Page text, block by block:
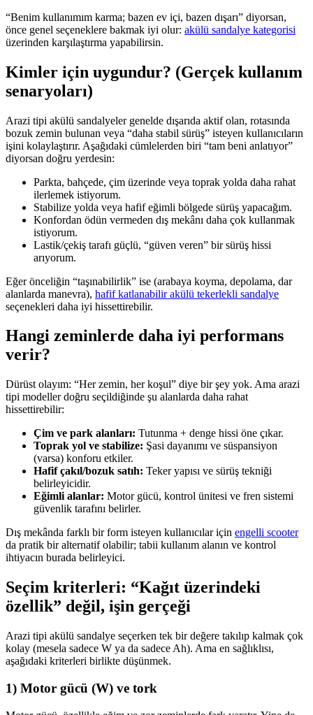
“Benim kullanımım karma; bazen ev içi, bazen dışarı” diyorsan,
önce genel seçeneklere bakmak iyi olur: akülü sandalye kategorisi
üzerinden karşılaştırma yapabilirsin.
Kimler için uygundur? (Gerçek kullanım
senaryoları)
Arazi tipi akülü sandalyeler genelde dışarıda aktif olan, rotasında
bozuk zemin bulunan veya “daha stabil sürüş” isteyen kullanıcıların
işini kolaylaştırır. Aşağıdaki cümlelerden biri “tam beni anlatıyor”
diyorsan doğru yerdesin:
Parkta, bahçede, çim üzerinde veya toprak yolda daha rahat
ilerlemek istiyorum.
Stabilize yolda veya hafif eğimli bölgede sürüş yapacağım.
Konfordan ödün vermeden dış mekânı daha çok kullanmak
istiyorum.
Lastik/çekiş tarafı güçlü, “güven veren” bir sürüş hissi
arıyorum.
Eğer önceliğin “taşınabilirlik” ise (arabaya koyma, depolama, dar
alanlarda manevra), hafif katlanabilir akülü tekerlekli sandalye
seçenekleri daha iyi hissettirebilir.
Hangi zeminlerde daha iyi performans
verir?
Dürüst olayım: “Her zemin, her koşul” diye bir şey yok. Ama arazi
tipi modeller doğru seçildiğinde şu alanlarda daha rahat
hissettirebilir:
Çim ve park alanları: Tutunma + denge hissi öne çıkar.
Toprak yol ve stabilize: Şasi dayanımı ve süspansiyon
(varsa) konforu etkiler.
Hafif çakıl/bozuk satıh: Teker yapısı ve sürüş tekniği
belirleyicidir.
Eğimli alanlar: Motor gücü, kontrol ünitesi ve fren sistemi
güvenlik tarafını belirler.
Dış mekânda farklı bir form isteyen kullanıcılar için engelli scooter
da pratik bir alternatif olabilir; tabii kullanım alanın ve kontrol
ihtiyacın burada belirleyici.
Seçim kriterleri: “Kağıt üzerindeki
özellik” değil, işin gerçeği
Arazi tipi akülü sandalye seçerken tek bir değere takılıp kalmak çok
kolay (mesela sadece W ya da sadece Ah). Ama en sağlıklısı,
aşağıdaki kriterleri birlikte düşünmek.
1) Motor gücü (W) ve tork